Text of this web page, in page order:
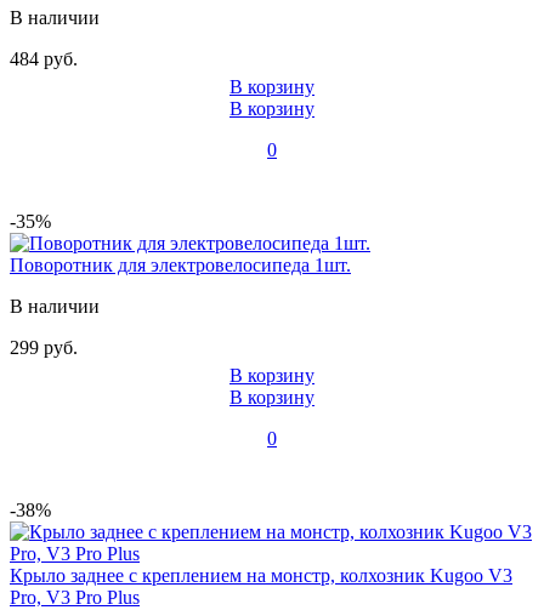
В наличии
484 руб.
В корзину
В корзину
0
-35%
Поворотник для электровелосипеда 1шт.
В наличии
299 руб.
В корзину
В корзину
0
-38%
Крыло заднее c креплением на монстр, колхозник Kugoo V3
Pro, V3 Pro Plus